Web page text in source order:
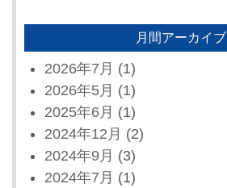
月間アーカイブ
2026年7月 (1)
2026年5月 (1)
2025年6月 (1)
2024年12月 (2)
2024年9月 (3)
2024年7月 (1)